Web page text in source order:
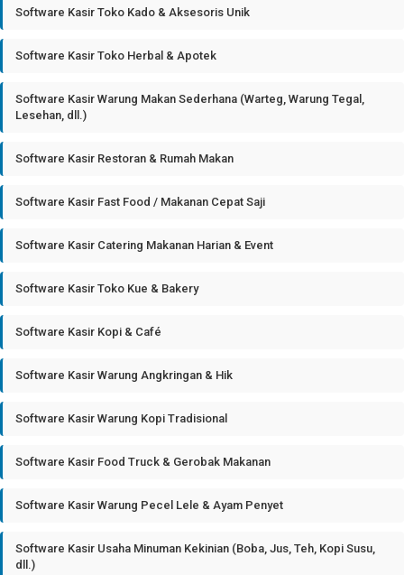
Software Kasir Toko Kado & Aksesoris Unik
Software Kasir Toko Herbal & Apotek
Software Kasir Warung Makan Sederhana (Warteg, Warung Tegal,
Lesehan, dll.)
Software Kasir Restoran & Rumah Makan
Software Kasir Fast Food / Makanan Cepat Saji
Software Kasir Catering Makanan Harian & Event
Software Kasir Toko Kue & Bakery
Software Kasir Kopi & Café
Software Kasir Warung Angkringan & Hik
Software Kasir Warung Kopi Tradisional
Software Kasir Food Truck & Gerobak Makanan
Software Kasir Warung Pecel Lele & Ayam Penyet
Software Kasir Usaha Minuman Kekinian (Boba, Jus, Teh, Kopi Susu,
dll.)